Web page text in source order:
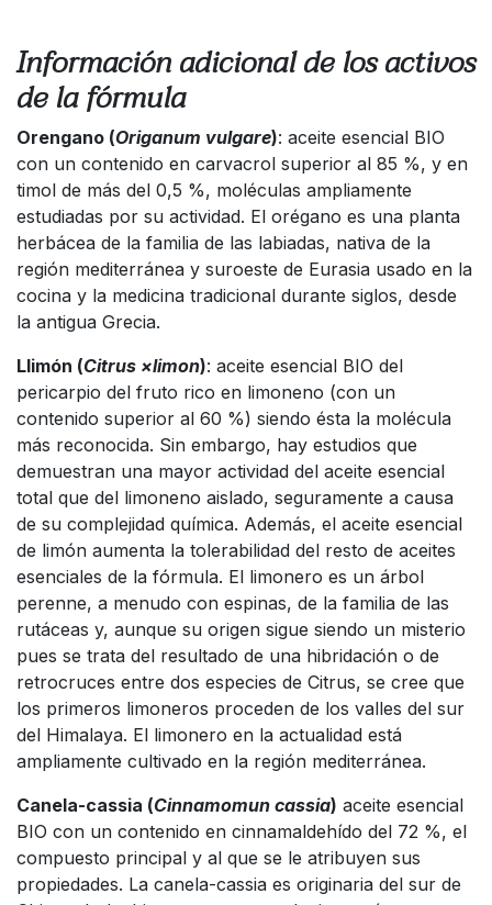
Información adicional de los activos
de la fórmula
Orengano (Origanum vulgare): aceite esencial BIO
con un contenido en carvacrol superior al 85 %, y en
timol de más del 0,5 %, moléculas ampliamente
estudiadas por su actividad. El orégano es una planta
herbácea de la familia de las labiadas, nativa de la
región mediterránea y suroeste de Eurasia usado en la
cocina y la medicina tradicional durante siglos, desde
la antigua Grecia.
Llimón (Citrus ×limon): aceite esencial BIO del
pericarpio del fruto rico en limoneno (con un
contenido superior al 60 %) siendo ésta la molécula
más reconocida. Sin embargo, hay estudios que
demuestran una mayor actividad del aceite esencial
total que del limoneno aislado, seguramente a causa
de su complejidad química. Además, el aceite esencial
de limón aumenta la tolerabilidad del resto de aceites
esenciales de la fórmula. El limonero es un árbol
perenne, a menudo con espinas, de la familia de las
rutáceas y, aunque su origen sigue siendo un misterio
pues se trata del resultado de una hibridación o de
retrocruces entre dos especies de Citrus, se cree que
los primeros limoneros proceden de los valles del sur
del Himalaya. El limonero en la actualidad está
ampliamente cultivado en la región mediterránea.
Canela-cassia (Cinnamomun cassia) aceite esencial
BIO con un contenido en cinnamaldehído del 72 %, el
compuesto principal y al que se le atribuyen sus
propiedades. La canela-cassia es originaria del sur de